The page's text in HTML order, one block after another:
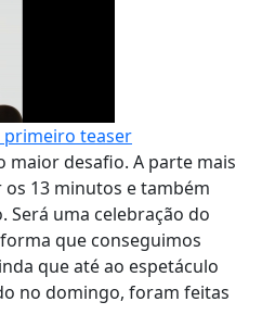
primeiro teaser
maior desafio. A parte mais
13 minutos e também
Será uma celebração do
que conseguimos
que até ao espetáculo
no domingo, foram feitas